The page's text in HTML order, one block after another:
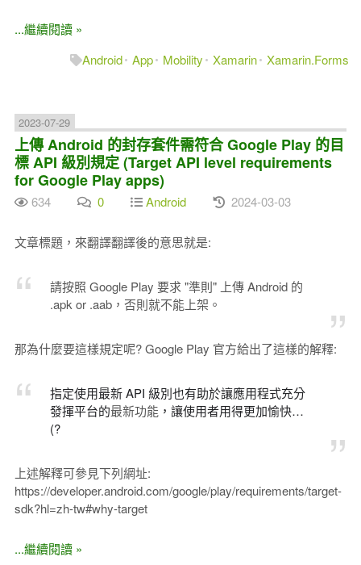
...繼續閱讀 »
Android App Mobility Xamarin Xamarin.Forms
2023-07-29
上傳 Android 的封存套件需符合 Google Play 的目
標 API 級別規定 (Target API level requirements
for Google Play apps)
634 0 Android 2024-03-03
文章標題，來翻譯翻譯後的意思就是:
請按照 Google Play 要求 "準則" 上傳 Android 的
.apk or .aab，否則就不能上架。
那為什麼要這樣規定呢? Google Play 官方給出了這樣的解釋:
指定使用最新 API 級別也有助於讓應用程式充分
發揮平台的最新功能 ，讓使用者用得更加愉快…
(?
上述解釋可參見下列網址:
https://developer.android.com/google/play/requirements/target-
sdk?hl=zh-tw#why-target
...繼續閱讀 »